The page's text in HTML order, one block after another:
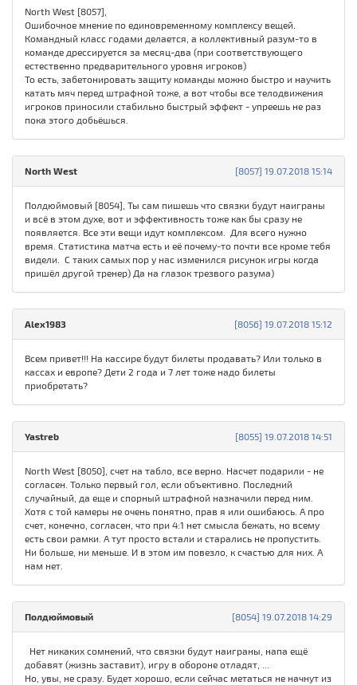
North West [8057],
Ошибочное мнение по единовременному комплексу вещей.
Командный класс годами делается, а коллективный разум-то в
команде дрессируется за месяц-два (при соответствующего
естественно предварительного уровня игроков)
То есть, забетонировать защиту команды можно быстро и научить
катать мяч перед штрафной тоже, а вот чтобы все телодвижения
игроков приносили стабильно быстрый эффект - упреешь не раз
пока этого добьёшься.
[8057] 19.07.2018 15:14
North West
Полдюймовый [8054], Ты сам пишешь что связки будут наиграны
и всё в этом духе, вот и эффективность тоже как бы сразу не
появляется. Все эти вещи идут комплексом. Для всего нужно
время. Статистика матча есть и её почему-то почти все кроме тебя
видели. С таких самых пор у нас изменился рисунок игры когда
пришёл другой тренер) Да на глазок трезвого разума)
[8056] 19.07.2018 15:12
Alex1983
Всем привет!!! На кассире будут билеты продавать? Или только в
кассах и европе? Дети 2 года и 7 лет тоже надо билеты
приобретать?
[8055] 19.07.2018 14:51
Yastreb
North West [8050], счет на табло, все верно. Насчет подарили - не
согласен. Только первый гол, если объективно. Последний
случайный, да еще и спорный штрафной назначили перед ним.
Хотя с той камеры не очень понятно, прав я или ошибаюсь. А про
счет, конечно, согласен, что при 4:1 нет смысла бежать, но всему
есть свои рамки. А тут просто встали и старались не пропустить.
Ни больше, ни меньше. И в этом им повезло, к счастью для них. А
нам нет.
[8054] 19.07.2018 14:29
Полдюймовый
Нет никаких сомнений, что связки будут наиграны, напа ещё
добавят (жизнь заставит), игру в обороне отладят, ...
Но, увы, не сразу. Будет хорошо, если сейчас метаться не начнут из